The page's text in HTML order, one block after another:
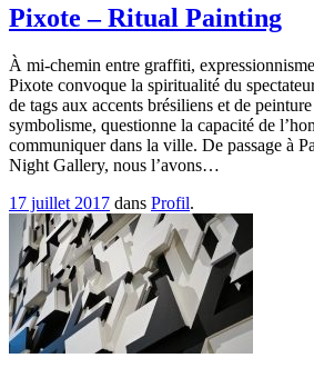
Pixote – Ritual Painting
À mi-chemin entre graffiti,
Pixote convoque la spiritualité du
de tags aux accents brésiliens et de
symbolisme, questionne la capacité de
communiquer dans la ville. De passage à
Night Gallery, nous l’avons…
17 juillet 2017 dans Profil.